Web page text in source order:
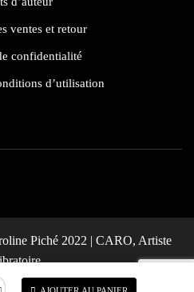
ventes et retour
confidentialité
d’utilisation
Piché 2022 | CARO, Artiste
AJOUTER AU PANIER